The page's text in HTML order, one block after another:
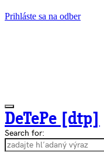
Prihláste sa na odber
DeTePe [dtp]
ČLÁNKY
Search for: